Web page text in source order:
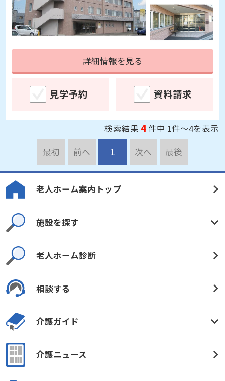
詳細情報を見る
見学予約 資料請求
検索結果 4件中 1件～4を表示
最初
前へ 1 次へ 最後
老人ホーム案内トップ
施設を探す
老人ホーム診断
相談する
介護ガイド
介護ニュース